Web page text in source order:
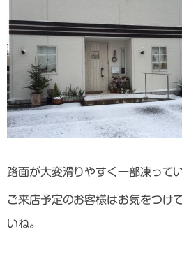
路面が大変滑りやすく一部凍って
ご来店予定のお客様はお気をつけ
いね。